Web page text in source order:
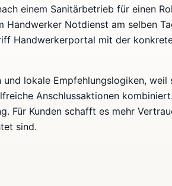
einem Sanitärbetrieb für einen
Notdienst am selben
Handwerkerportal mit der
lokale Empfehlungslogiken, weil
Anschlussaktionen
Für Kunden schafft es mehr
sind.